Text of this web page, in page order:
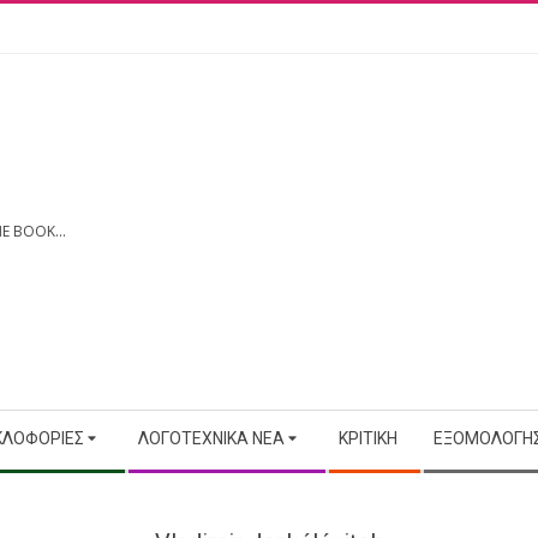
BOOK...
ΛΟΓΟΤΕΧΝΙΚΆ ΝΈΑ ΚΡΙΤΙΚΉ